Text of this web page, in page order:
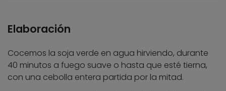
Elaboración
Cocemos la soja verde en agua hirviendo, durante
40 minutos a fuego suave o hasta que esté tierna,
con una cebolla entera partida por la mitad.